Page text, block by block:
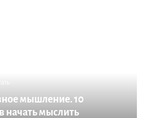
мышление. 10
начать мыслить